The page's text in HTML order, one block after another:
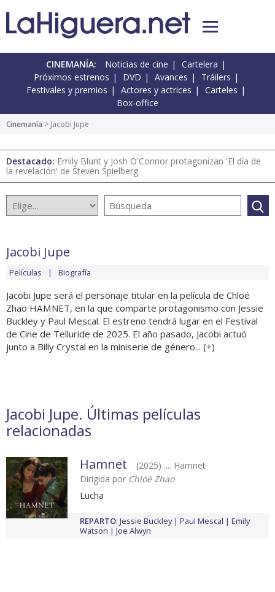
CINEMANÍA: Noticias de cine
Cartelera
Próximos estrenos
DVD Avances
Tráilers
Festivales y premios
Actores y actrices
Carteles
Box-office
Cinemanía > Jacobi Jupe
Destacado: Emily Blunt y Josh O'Connor protagonizan 'El día de
la revelación' de Steven Spielberg
Jacobi Jupe
Películas Biografía
Jacobi Jupe será el personaje titular en la película de Chloé
Zhao HAMNET, en la que comparte protagonismo con Jessie
Buckley y Paul Mescal. El estreno tendrá lugar en el Festival
de Cine de Telluride de 2025. El año pasado, Jacobi actuó
junto a Billy Crystal en la miniserie de género... (+)
Jacobi Jupe. Últimas películas
relacionadas
Hamnet
(2025) .... Hamnet
Dirigida por Chloé Zhao
Lucha
REPARTO: Jessie Buckley Paul Mescal
Emily
Watson
Joe Alwyn